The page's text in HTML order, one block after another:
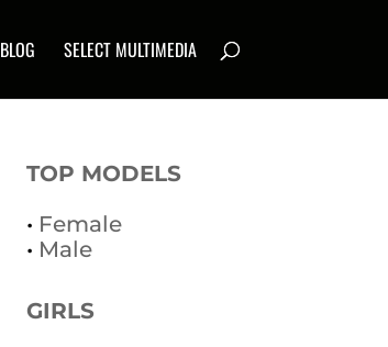
BLOG SELECT MULTIMEDIA
TOP MODELS
• Female
• Male
GIRLS